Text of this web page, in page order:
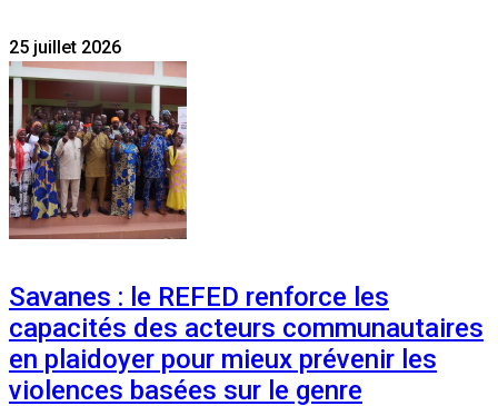
25 juillet 2026
Savanes : le REFED renforce les
capacités des acteurs communautaires
en plaidoyer pour mieux prévenir les
violences basées sur le genre